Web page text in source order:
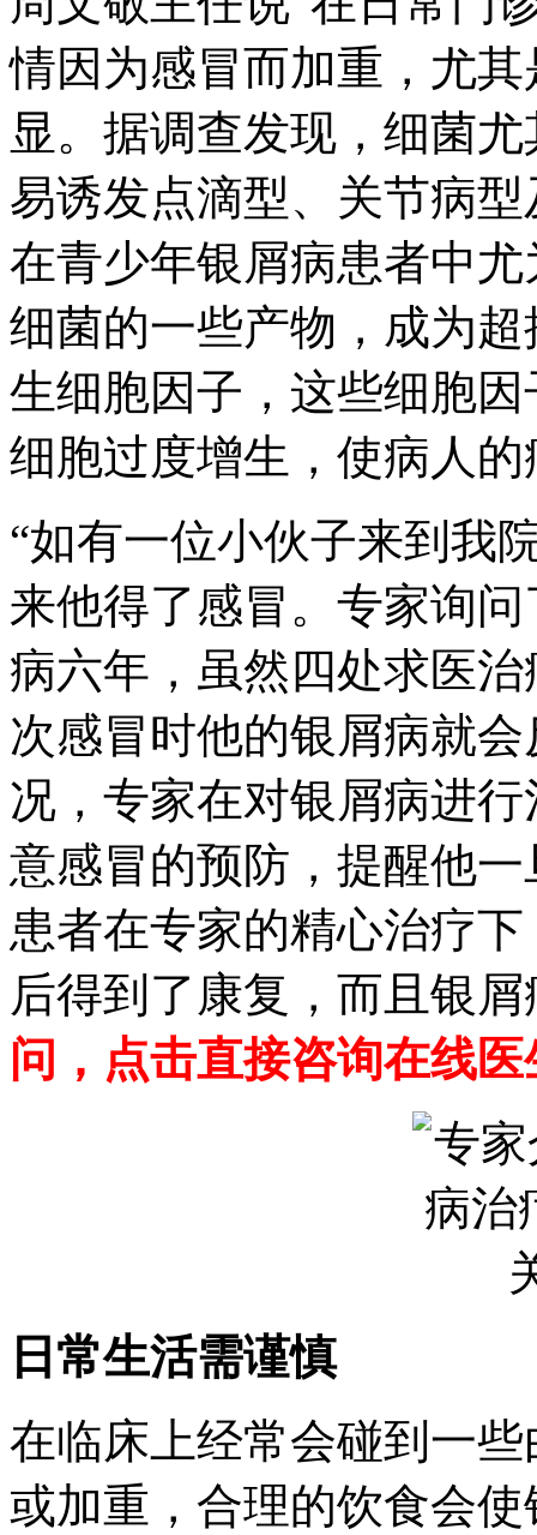
情因为感冒而加重，尤
显。据调查发现，细菌
易诱发点滴型、关节病
在青少年银屑病患者中
细菌的一些产物，成为
生细胞因子，这些细胞
细胞过度增生，使病人
“如有一位小伙子来到我
来他得了感冒。专家询
病六年，虽然四处求医
次感冒时他的银屑病就
况，专家在对银屑病进
意感冒的预防，提醒他
患者在专家的精心治疗
后得到了康复，而且银
问，点击直接咨询在线医
日常生活需谨慎
在临床上经常会碰到一
或加重，合理的饮食会